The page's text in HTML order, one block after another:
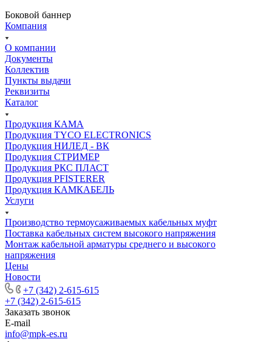
Боковой баннер
Компания
О компании
Документы
Коллектив
Пункты выдачи
Реквизиты
Каталог
Продукция КАМА
Продукция TYCO ELECTRONICS
Продукция НИЛЕД - ВК
Продукция СТРИМЕР
Продукция РКС ПЛАСТ
Продукция PFISTERER
Продукция КАМКАБЕЛЬ
Услуги
Производство термоусаживаемых кабельных муфт
Поставка кабельных систем высокого напряжения
Монтаж кабельной арматуры среднего и высокого
напряжения
Цены
Новости
+7 (342) 2-615-615
+7 (342) 2-615-615
Заказать звонок
E-mail
info@mpk-es.ru